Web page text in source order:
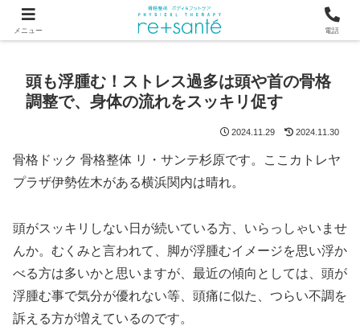
つらい首・肩こり・腰の痛みは、骨から見直す横浜市関内の整体
頭も浮腫む！ストレス過多は頭や首の骨格
調整で、身体の流れをスッキリ促す
2024.11.29 2024.11.30
骨格ドック 骨格整体 リ・サンテ杉原です。ここカトレヤ
プラザ伊勢佐木がある横浜関内は晴れ。
頭がスッキリしない日が続いている方、いらっしゃいませ
んか。むくみと言われて、脚が浮腫むイメージを思い浮か
べる方は多いかと思いますが、最近の傾向としては、頭が
浮腫む事で気分が優れない等、頭痛に似た、つらい不調を
訴える方が増えているのです。
メニュー 電話